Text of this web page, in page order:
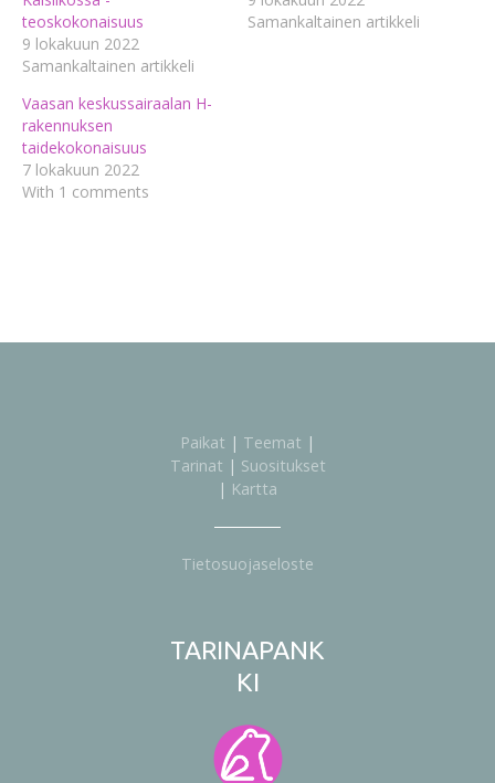
teoskokonaisuus
9 lokakuun 2022
Samankaltainen artikkeli
Samankaltainen artikkeli
Vaasan keskussairaalan H-
rakennuksen
taidekokonaisuus
7 lokakuun 2022
With 1 comments
Paikat | Teemat |
Tarinat | Suositukset
| Kartta
Tietosuojaseloste
TARINAPANK
KI